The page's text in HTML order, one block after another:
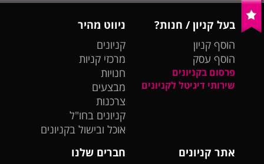
בעל קניון / חנות?
הוסף קניון
הוסף עסק
פרסום בקניונים
שירותי דיגיטל לקניונים
ניווט מהיר
קניונים
מרכזי קניות
חנויות
מבצעים
צרכנות
קניונים בחו"ל
אוכל ובישול בקניונים
אתר קניונים
חברים שלנו